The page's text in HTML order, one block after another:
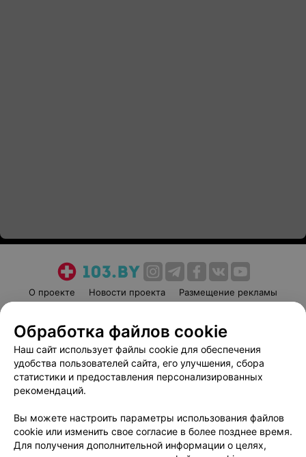
О проекте Новости проекта
Размещение рекламы
Пользовательское соглашение
Способы оплаты
Вакансии
Партнеры
Написать руководителю 103.by
Обработка персональных данных
Обработка файлов cookie
Наш сайт использует файлы cookie для обеспечения
удобства пользователей сайта, его улучшения, сбора
статистики и предоставления персонализированных
рекомендаций.
Вы можете настроить параметры использования файлов
cookie или изменить свое согласие в более позднее время.
Для получения дополнительной информации о целях,